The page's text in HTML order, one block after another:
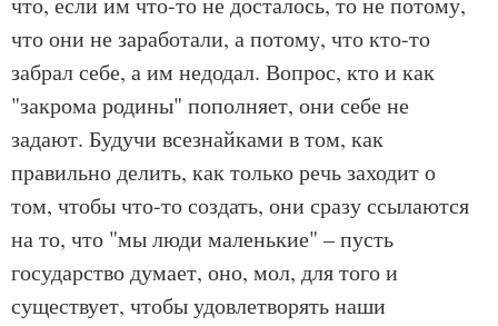
что они не заработали, а потому, что кто-то
забрал себе, а им недодал. Вопрос, кто и как
"закрома родины" пополняет, они себе не
задают. Будучи всезнайками в том, как
правильно делить, как только речь заходит о
том, чтобы что-то создать, они сразу ссылаются
на то, что "мы люди маленькие" – пусть
государство думает, оно, мол, для того и
существует, чтобы удовлетворять наши